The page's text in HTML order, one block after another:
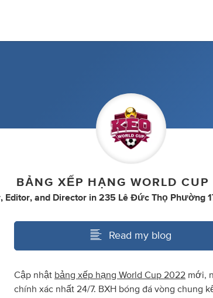
BẢNG XẾP HẠNG WORLD
, Editor, and Director in 235 Lê Đức Thọ Phường
Read my blog
Cập nhật bảng xếp hạng World Cup 2022 mới,
chính xác nhất 24/7. BXH bóng đá vòng chung